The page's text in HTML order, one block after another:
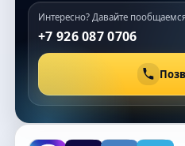
Интересно? Давайте
+7 926 087 0706